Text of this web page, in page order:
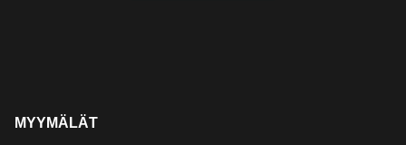
MYYMÄLÄT